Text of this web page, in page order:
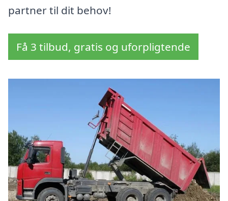
partner til dit behov!
Få 3 tilbud, gratis og uforpligtende